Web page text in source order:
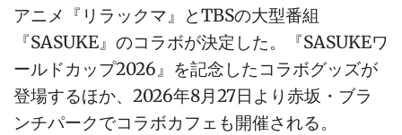
アニメ『リラックマ』とTBSの大型番組
『SASUKE』のコラボが決定した。『SASUKEワ
ールドカップ2026』を記念したコラボグッズが
登場するほか、2026年8月27日より赤坂・ブラ
ンチパークでコラボカフェも開催される。